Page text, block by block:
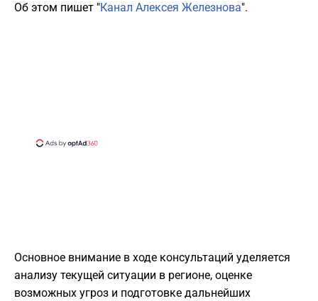
Об этом пишет "Канал Алексея Железнова".
Основное внимание в ходе консультаций уделяется
анализу текущей ситуации в регионе, оценке
возможных угроз и подготовке дальнейших